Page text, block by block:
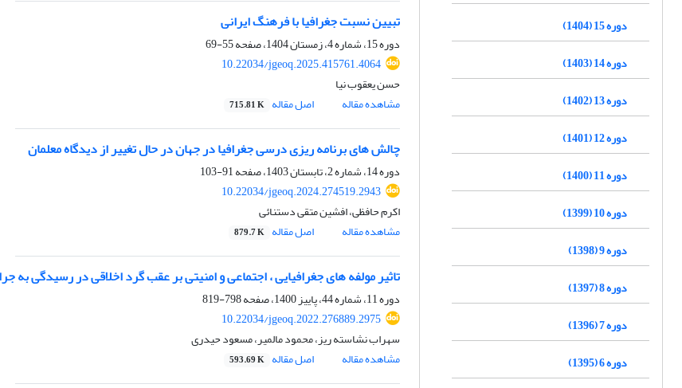
تبیین نسبت جغرافیا با فرهنگ ایرانی
دوره 15، شماره 4، زمستان 1404، صفحه
55-69
10.22034/jgeoq.2025.415761.4064
حسن یعقوب نیا
مشاهده مقاله
اصل مقاله 715.81 K
چالش های برنامه ریزی درسی جغرافیا در جهان در حال تغییر از دیدگاه معلمان
دوره 14، شماره 2، تابستان 1403، صفحه
91-103
10.22034/jgeoq.2024.274519.2943
اکرم حافظی، افشین متقی دستنائی
مشاهده مقاله
اصل مقاله 879.7 K
تاثیر مولفه های جغرافیایی ، اجتماعی و امنیتی بر عقب گرد اخلاقی در رسیدگی به
دوره 11، شماره 44، پاییز 1400، صفحه
798-819
10.22034/jgeoq.2022.276889.2975
سهراب نشاسته ریز، محمود مالمیر، مسعود حیدری
مشاهده مقاله
اصل مقاله 593.69 K
دوره 15 (1404)
دوره 14 (1403)
دوره 13 (1402)
دوره 12 (1401)
دوره 11 (1400)
دوره 10 (1399)
دوره 9 (1398)
دوره 8 (1397)
دوره 7 (1396)
دوره 6 (1395)